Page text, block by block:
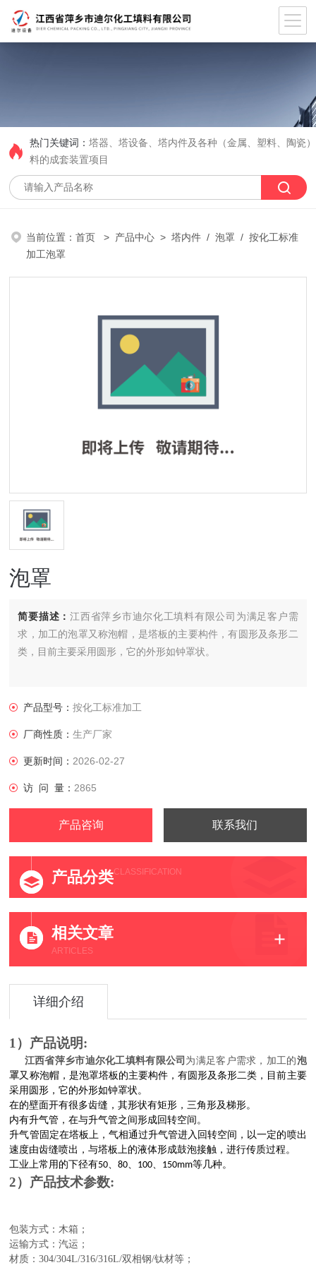
热门关键词：塔器、塔设备、塔内件及各种（金属、塑料、陶瓷
料的成套装置项目
当前位置：首页 > 产品中心 >塔内件 /泡罩 / 按化工标准
加工泡罩
泡罩
简要描述：江西省萍乡市迪尔化工填料有限公司为满足客户需
求，加工的泡罩又称泡帽，是塔板的主要构件，有圆形及条形二
类，目前主要采用圆形，它的外形如钟罩状。
产品型号：按化工标准加工
厂商性质：生产厂家
更新时间： 2026-02-27
访 问 量： 2865
产品咨询 联系我们
产品分类CLASSIFICATION
相关文章
ARTICLES
详细介绍
1）产品说明:
江西省萍乡市迪尔化工填料有限公司 为满足客户需求，加工的泡
罩又称泡帽，是泡罩塔板的主要构件，有圆形及条形二类，目前主要
采用圆形，它的外形如钟罩状。
在的壁面开有很多齿缝，其形状有矩形，三角形及梯形。
内有升气管，在与升气管之间形成回转空间。
升气管固定在塔板上， 气相通过升气管进入回转空间，以一定的喷出
速度由齿缝喷出，与塔板上的液体形成鼓泡接触，进行传质过程。
工业上常用的下径有50、80、100、150mm等几种。
2） 产品技术参数:
包装方式：木箱；
运输方式：汽运；
材质：304/304L/316/316L/双相钢/钛材等；